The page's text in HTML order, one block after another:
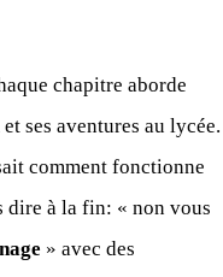
chapitre aborde
ses aventures au
comment fonctionne
dire à la fin: « non vous
» avec des